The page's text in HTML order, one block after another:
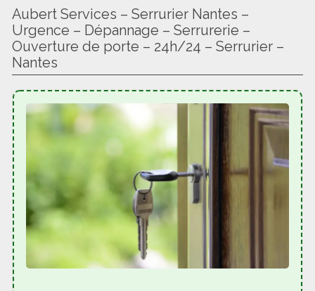
Aubert Services – Serrurier Nantes –
Urgence – Dépannage – Serrurerie –
Ouverture de porte – 24h/24 – Serrurier –
Nantes